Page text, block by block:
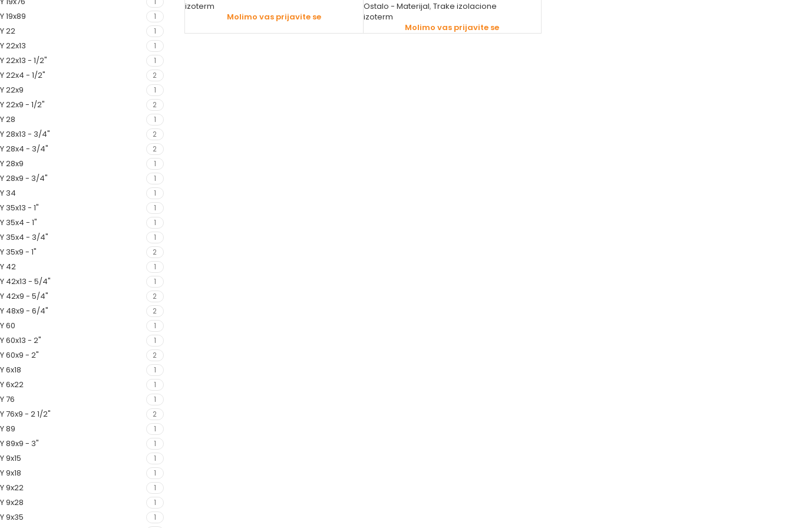
Y 19x89 1
Y 22 1
Y 22x13 1
Y 22x13 - 1/2" 1
Y 22x4 - 1/2" 2
Y 22x9 1
Y 22x9 - 1/2" 2
Y 28 1
Y 28x13 - 3/4" 2
Y 28x4 - 3/4" 2
Y 28x9 1
Y 28x9 - 3/4" 1
Y 34 1
Y 35x13 - 1" 1
Y 35x4 - 1" 1
Y 35x4 - 3/4" 1
Y 35x9 - 1" 2
Y 42 1
Y 42x13 - 5/4" 1
Y 42x9 - 5/4" 2
Y 48x9 - 6/4" 2
Y 60 1
Y 60x13 - 2" 1
Y 60x9 - 2" 2
Y 6x18 1
Y 6x22 1
Y 76 1
Y 76x9 - 2 1/2" 2
Y 89 1
Y 89x9 - 3" 1
Y 9x15 1
Y 9x18 1
Y 9x22 1
Y 9x28 1
Y 9x35 1
izoterm
Molimo vas prijavite se
Ostalo - Materijal, Trake izolacione
izoterm
Molimo vas prijavite se